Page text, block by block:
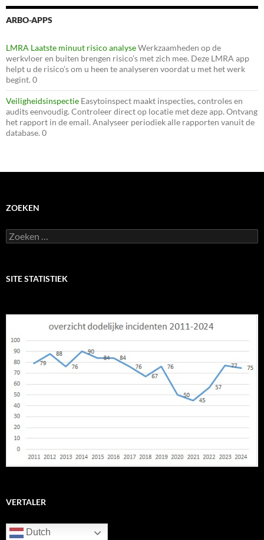
ARBO-APPS
LMRA Laatste minuut risico analyseWerkzaamheden op de
werkvloer en buiten brengen risico’s met zich mee. Deze LMRA app
helpt u de risico’s om u heen te analyseren voordat u met het werk
begint. 0
Veiligheidsinspectie Easytoinspect maakt inspecties, controles en
audits eenvoudig. Controleer direct op locatie met deze app. Ontvang
het rapport in de email. Analyseer periodiek alle rapporten vanuit de
database. 0
ZOEKEN
Zoeken
naar:
SITE STATISTIEK
VERTALER
Dutch